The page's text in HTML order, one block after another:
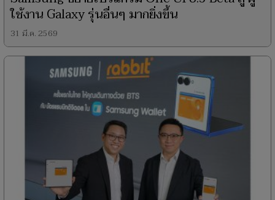
ใช้งาน Galaxy รุ่นอื่นๆ มากยิ่งขึ้น
31 มี.ค. 2569